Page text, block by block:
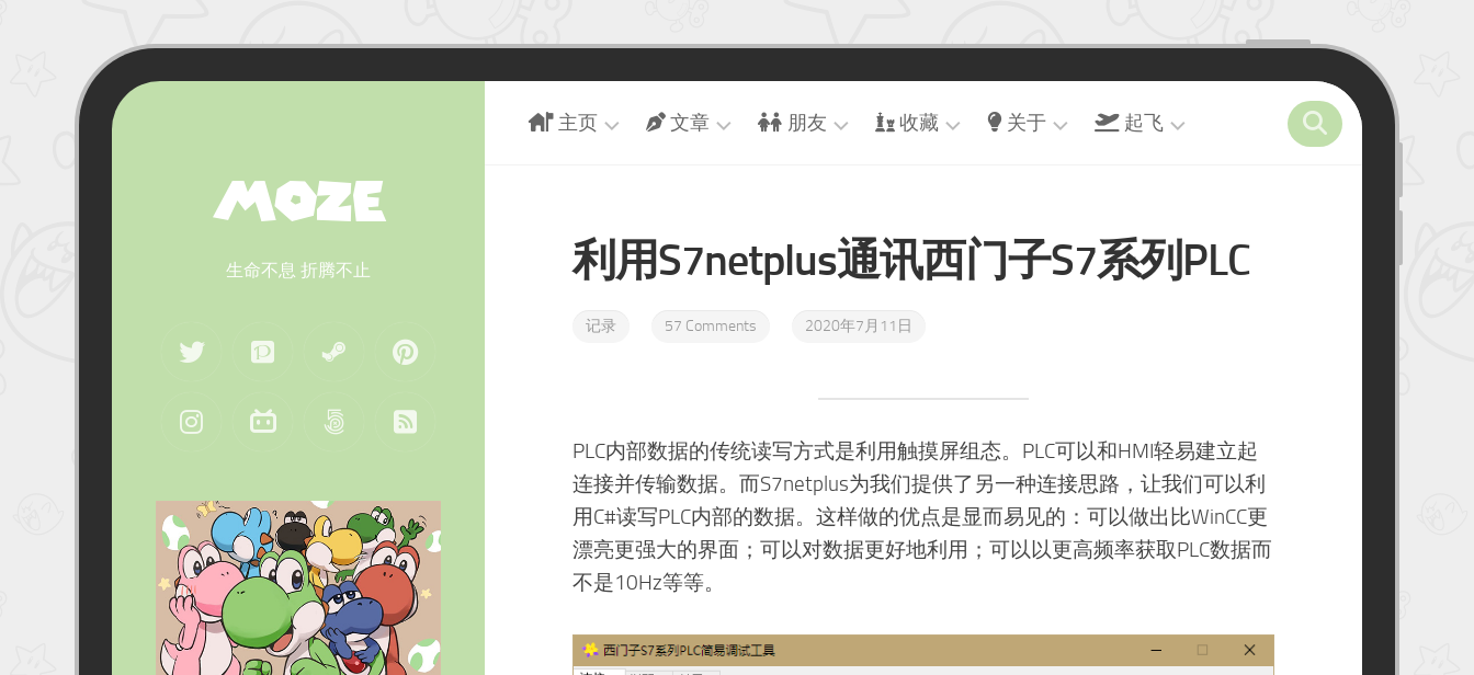
MOZE
生命不息 折腾不止
主页 文章
章
光
朋友
交
收藏
任
天
堂
追
番
场
迹
藏
具
书
架
关于
留
言
起飞
–
友
链
年
之
约
异
次
–
跃
利用S7netplus通讯西门子S7系列PLC
记录 57 Comments 2020年7月11日
PLC内部数据的传统读写方式是利用触摸屏组态。PLC可以和HMI轻易建立起
连接并传输数据。而S7netplus为我们提供了另一种连接思路，让我们可以利
用C#读写PLC内部的数据。这样做的优点是显而易见的：可以做出比WinCC更
漂亮更强大的界面；可以对数据更好地利用；可以以更高频率获取PLC数据而
不是10Hz等等。